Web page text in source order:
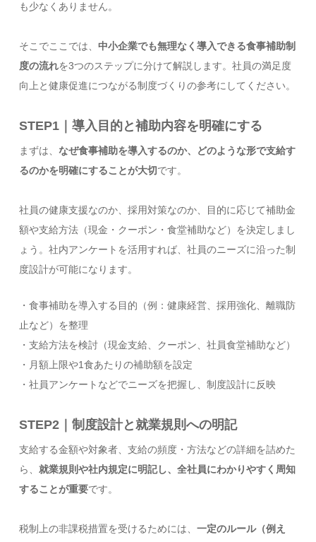
も少なくありません。
そこでここでは、中小企業でも無理なく導入できる食事補助制
度の流れを3つのステップに分けて解説します。社員の満足度
向上と健康促進につながる制度づくりの参考にしてください。
STEP1｜導入目的と補助内容を明確にする
まずは、 なぜ食事補助を導入するのか、どのような形で支給す
るのかを明確にすることが大切です。
社員の健康支援なのか、採用対策なのか、目的に応じて補助金
額や支給方法（現金・クーポン・食堂補助など）を決定しまし
ょう。社内アンケートを活用すれば、社員のニーズに沿った制
度設計が可能になります。
・食事補助を導入する目的（例：健康経営、採用強化、離職防
止など）を整理
・支給方法を検討（現金支給、クーポン、社員食堂補助など）
・月額上限や1食あたりの補助額を設定
・社員アンケートなどでニーズを把握し、制度設計に反映
STEP2｜制度設計と就業規則への明記
支給する金額や対象者、支給の頻度・方法などの詳細を詰めた
ら、就業規則や社内規定に明記し、全社員にわかりやすく周知
することが重要です。
税制上の非課税措置を受けるためには、一定のルール（例え